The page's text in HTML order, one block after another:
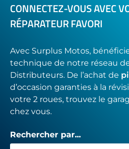
CONNECTEZ-VOUS AVEC
RÉPARATEUR FAVORI
Avec Surplus Motos,
technique de notre réseau
Distributeurs. De l’achat de
d’occasion garanties à la
votre 2 roues, trouvez le
chez vous.
Rechercher par...